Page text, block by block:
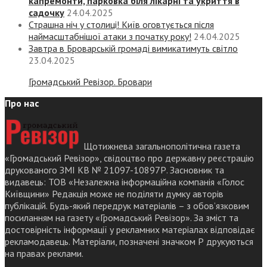
садочку 24.04.2025
Страшна ніч у столиці! Київ оговтується після
наймасштабнішої атаки з початку року! 24.04.2025
Завтра в Броварській громаді вимикатимуть світло
23.04.2025
Громадський Ревізор. Бровари
Про нас
Щотижнева загальнополітична газета
«Громадський Ревізор», свідоцтво про державну реєстрацію
друкованого ЗМІ КВ № 21097-10897Р. Засновник та
видавець: ТОВ «Незалежна інформаційна компанія «Голос
Київщини» Редакція може не поділяти думку авторів
публікацій. Будь-який передрук матеріалів – з обов’язковим
посиланням на газету «Громадський Ревізор». За зміст та
достовірність інформації у рекламних матеріалах відповідає
рекламодавець. Матеріали, позначені значком Р друкуються
на правах реклами.